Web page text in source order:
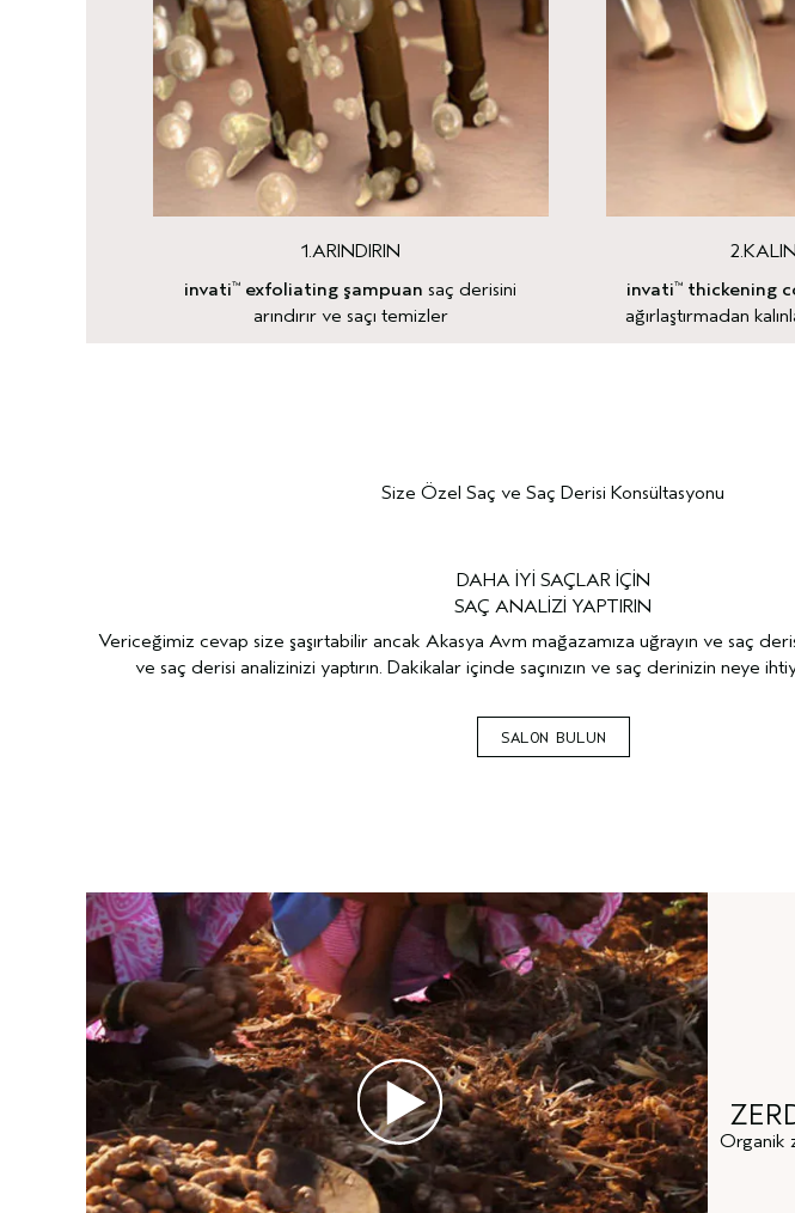
1.ARINDIRIN
invati™ exfoliating şampuan saç derisini
arındırır ve saçı temizler
invati™ thickening
ağırlaştırmadan
Size Özel Saç ve Saç Derisi Konsültasyonu
DAHA İYİ SAÇLAR İÇİN
SAÇ ANALİZİ YAPTIRIN
Vericeğimiz cevap size şaşırtabilir ancak Akasya Avm mağazamıza uğrayın ve saç
ve saç derisi analizinizi yaptırın. Dakikalar içinde saçınızın ve saç derinizin neye
SALON BULUN
Organik